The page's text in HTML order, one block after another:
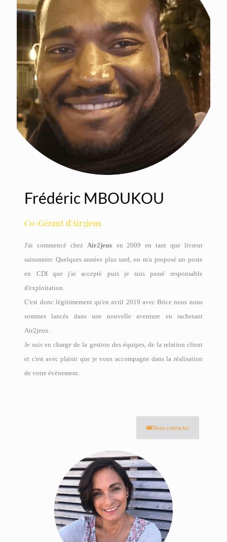
Frédéric MBOUKOU
Co-Gérant d'Air2jeux
J'ai commencé chez Air2jeuxen 2009 en tant que livreur
saisonnier. Quelques années plus tard, on m'a proposé un poste
en CDI que j'ai accepté puis je suis passé responsable
d'exploitation.
C'est donc légitimement qu'en avril 2019 avec Brice nous nous
sommes lancés dans une nouvelle aventure en rachetant
Air2jeux.
Je suis en charge de la gestion des équipes, de la relation client
et c'est avec plaisir que je vous accompagne dans la réalisation
de votre évènement.
Nous contacter